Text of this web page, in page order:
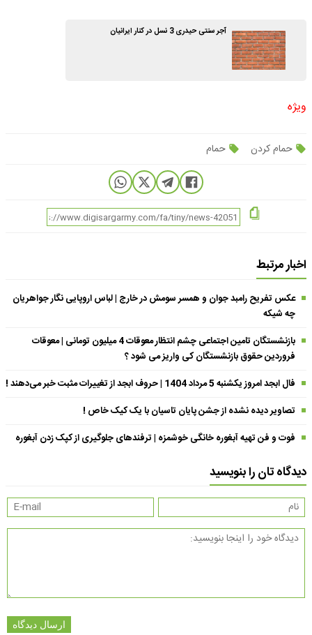
آجر سنتی حیدری 3 نسل در کنار ایرانیان
ویژه
حمام کردن حمام
اخبار مرتبط
عکس تفریح رامبد جوان و همسر سومش در خارج | لباس اروپایی نگار جواهریان
چه شیکه
بازنشستگان تامین اجتماعی چشم انتظار معوقات 4 میلیون تومانی | معوقات
فروردین حقوق بازنشستگان کی واریز می شود ؟
فال ابجد امروز یکشنبه 5 مرداد 1404 | حروف ابجد از تغییرات مثبت خبر می‌دهند !
تصاویر دیده نشده از جشن پایان تاسیان با یک کیک خاص !
فوت و فن تهیه آبغوره خانگی خوشمزه | ترفندهای جلوگیری از کپک زدن آبغوره
دیدگاه تان را بنویسید
ارسال دیدگاه